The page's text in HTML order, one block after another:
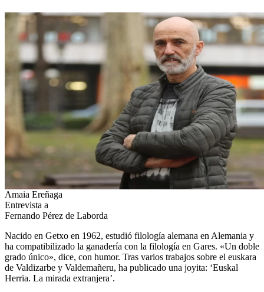
Amaia Ereñaga
Entrevista a
Fernando Pérez de Laborda
Nacido en Getxo en 1962, estudió filología alemana en Alemania y
ha compatibilizado la ganadería con la filología en Gares. «Un doble
grado único», dice, con humor. Tras varios trabajos sobre el euskara
de Valdizarbe y Valdemañeru, ha publicado una joyita: ‘Euskal
Herria. La mirada extranjera’.